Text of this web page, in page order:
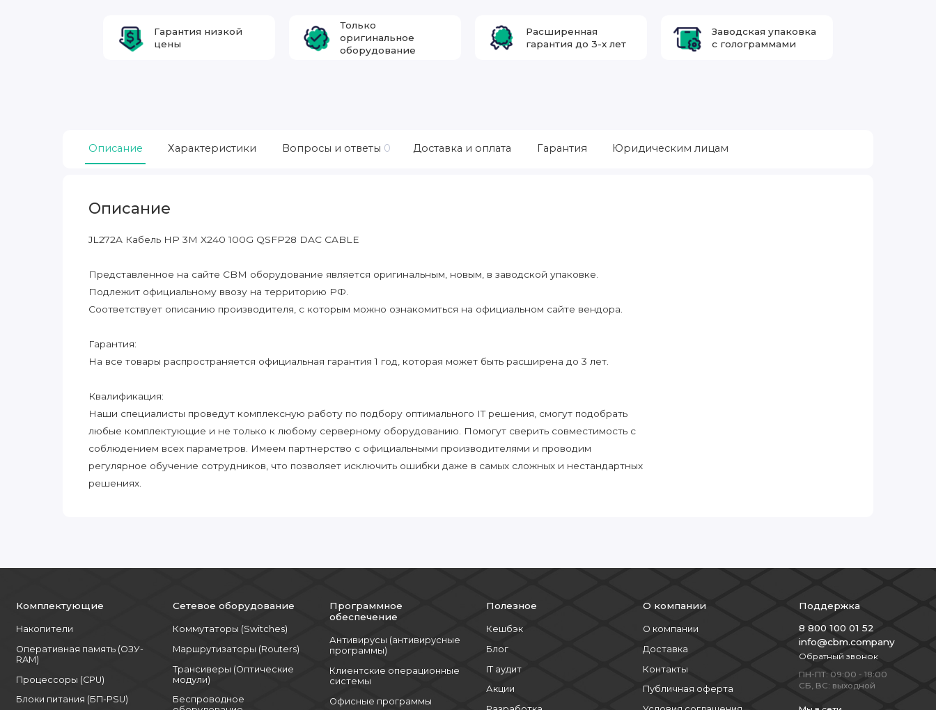
Гарантия низкой
цены
Только
оригинальное
оборудование
Расширенная
гарантия до 3-х лет
Заводская упаковка
с голограммами
Описание Характеристики Вопросы и ответы 0 Доставка и оплата Гарантия Юридическим лицам
Описание
JL272A Кабель HP 3M X240 100G QSFP28 DAC CABLE
Представленное на сайте CBM оборудование является оригинальным, новым, в заводской упаковке.
Подлежит официальному ввозу на территорию РФ.
Соответствует описанию производителя, с которым можно ознакомиться на официальном сайте вендора.
Гарантия:
На все товары распространяется официальная гарантия 1 год, которая может быть расширена до 3 лет.
Квалификация:
Наши специалисты проведут комплексную работу по подбору оптимального IT решения, смогут подобрать
любые комплектующие и не только к любому серверному оборудованию. Помогут сверить совместимость с
соблюдением всех параметров. Имеем партнерство с официальными производителями и проводим
регулярное обучение сотрудников, что позволяет исключить ошибки даже в самых сложных и нестандартных
решениях.
Комплектующие
Накопители
Оперативная память (ОЗУ-
RAM)
Процессоры (CPU)
Блоки питания (БП-PSU)
Сетевое оборудование
Коммутаторы (Switches)
Маршрутизаторы (Routers)
Трансиверы (Оптические
модули)
Беспроводное
Программное
обеспечение
Антивирусы (антивирусные
программы)
Клиентские операционные
системы
Офисные программы
Полезное
Кешбэк
Блог
IT аудит
Акции
О компании
О компании
Доставка
Контакты
Публичная оферта
Поддержка
8 800 100 01 52
info@cbm.company
Обратный звонок
ПН-ПТ: 09:00 - 18:00
СБ, ВС: выходной